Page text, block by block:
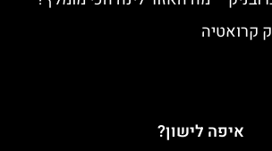
קרואטיה
איפה לישון?